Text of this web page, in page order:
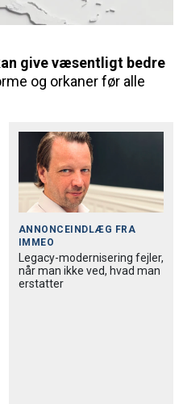
give væsentligt bedre
og orkaner før alle
ANNONCEINDLÆG FRA
IMMEO
Legacy-modernisering fejler,
når man ikke ved, hvad man
erstatter